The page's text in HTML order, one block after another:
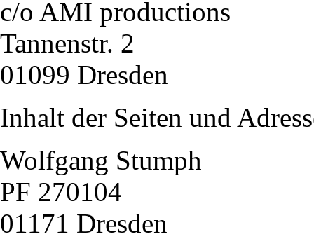
c/o AMI productions
Tannenstr. 2
01099 Dresden
Inhalt der Seiten und
Wolfgang Stumph
PF 270104
01171 Dresden